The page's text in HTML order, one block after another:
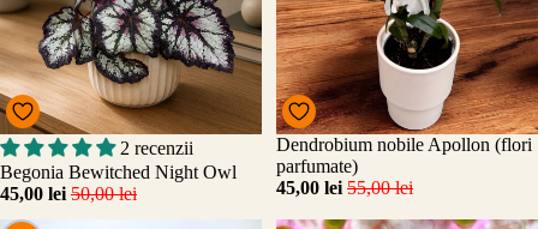
Promo
Adăugați
2 recenzii
Begonia Bewitched Night Owl
45,00 lei 50,00 lei
Promo
Dendrobium nobile Apollon (flori
parfumate)
45,00 lei 55,00 lei